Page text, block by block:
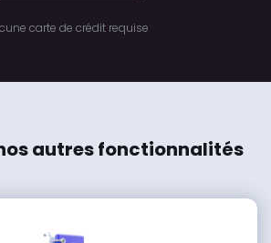
carte de crédit requise
autres fonctionnalités